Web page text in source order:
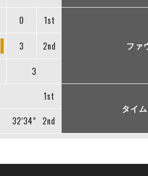
0 1st
ファ
3 2nd
3
1st
タイ
32’34” 2nd